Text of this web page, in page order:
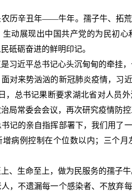
农历辛丑年——牛年。孺子牛、拓
生动展现出中国共产党的为民初
砥砺奋进的鲜明印记。
习近平总书记心头沉甸甸的牵挂
对来势汹汹的新冠肺炎疫情，习
日，总书记果断要求湖北省对人员
局常委会会议，再次研究疫情防控
记的亲自指挥部署下，我们用了
增病例控制在个位数以内；三个
、生命至上，做为民服务的孺子牛
，不遗漏每一个感染者、不放弃